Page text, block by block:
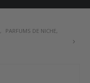
, PARFUMS DE NICHE,